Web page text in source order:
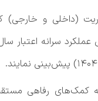
(داخلی و خارجی)
کمک‌های رفاهی